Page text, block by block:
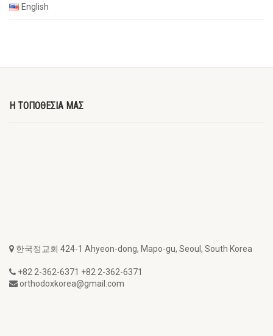
English
Η ΤΟΠΟΘΕΣΙΑ ΜΑΣ
한국정교회 424-1 Ahyeon-dong, Mapo-gu, Seoul, South Korea
+82 2-362-6371 +82 2-362-6371
orthodoxkorea@gmail.com